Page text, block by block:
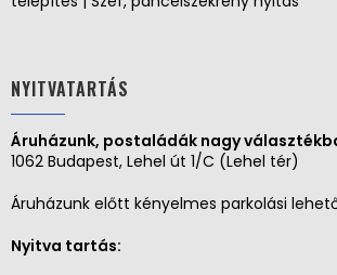
NYITVATARTÁS
Áruházunk, postaládák nagy
1062 Budapest, Lehel út 1/C (Lehel tér)
Áruházunk előtt kényelmes parkolási
Nyitva tartás: